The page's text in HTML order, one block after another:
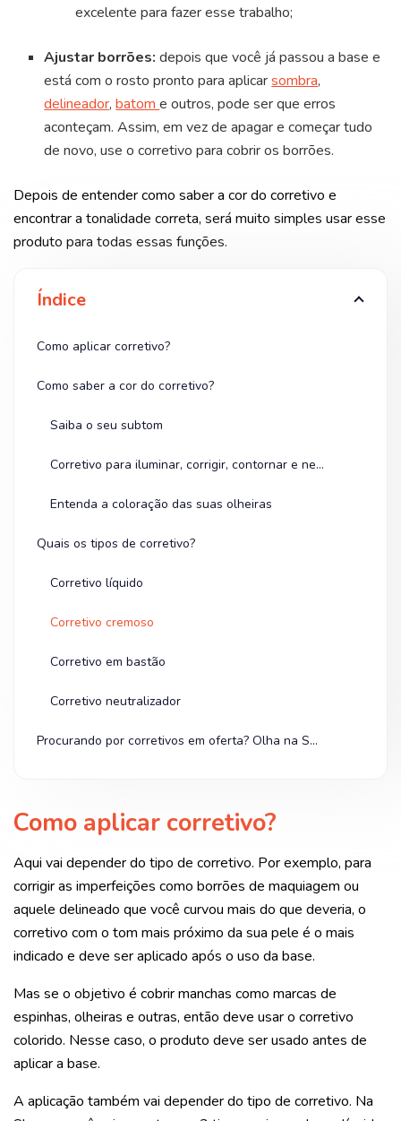
excelente para fazer esse trabalho;
Ajustar borrões: depois que você já passou a base e
está com o rosto pronto para aplicarsombra,
delineador,batome outros, pode ser que erros
aconteçam. Assim, em vez de apagar e começar tudo
de novo, use o corretivo para cobrir os borrões.
Depois de entender como saber a cor do corretivo e
encontrar a tonalidade correta, será muito simples usar esse
produto para todas essas funções.
Índice
Como aplicar corretivo?
Como saber a cor do corretivo?
Saiba o seu subtom
Corretivo para iluminar, corrigir, contornar e neutralizar
Entenda a coloração das suas olheiras
Quais os tipos de corretivo?
Corretivo líquido
Corretivo cremoso
Corretivo em bastão
Corretivo neutralizador
Procurando por corretivos em oferta? Olha na Shopee!
Como aplicar corretivo?
Aqui vai depender do tipo de corretivo. Por exemplo, para
corrigir as imperfeições como borrões de maquiagem ou
aquele delineado que você curvou mais do que deveria, o
corretivo com o tom mais próximo da sua pele é o mais
indicado e deve ser aplicado após o uso da base.
Mas se o objetivo é cobrir manchas como marcas de
espinhas, olheiras e outras, então deve usar o corretivo
colorido. Nesse caso, o produto deve ser usado antes de
aplicar a base.
A aplicação também vai depender do tipo de corretivo. Na